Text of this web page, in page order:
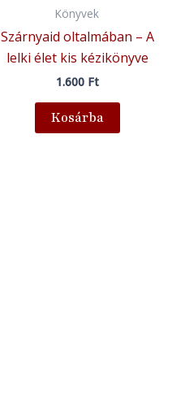
Könyvek
Szárnyaid oltalmában – A
lelki élet kis kézikönyve
1.600 Ft
Kosárba